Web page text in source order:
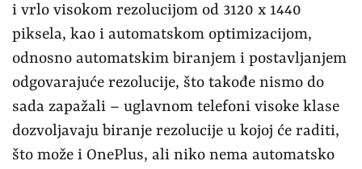
i vrlo visokom rezolucijom od 3120 x 1440
piksela, kao i automatskom optimizacijom,
odnosno automatskim biranjem i postavljanjem
odgovarajuće rezolucije, što takođe nismo do
sada zapažali – uglavnom telefoni visoke klase
dozvoljavaju biranje rezolucije u kojoj će raditi,
što može i OnePlus, ali niko nema automatsko